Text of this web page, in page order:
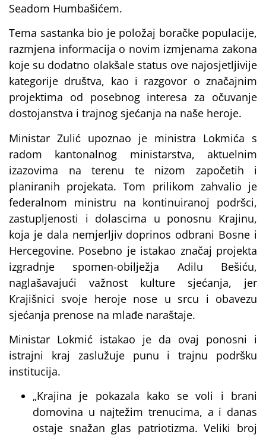
Seadom Humbašićem.
Tema sastanka bio je položaj boračke populacije,
razmjena informacija o novim izmjenama zakona
koje su dodatno olakšale status ove najosjetljivije
kategorije društva, kao i razgovor o značajnim
projektima od posebnog interesa za očuvanje
dostojanstva i trajnog sjećanja na naše heroje.
Ministar Zulić upoznao je ministra Lokmića s
radom kantonalnog ministarstva, aktuelnim
izazovima na terenu te nizom započetih i
planiranih projekata. Tom prilikom zahvalio je
federalnom ministru na kontinuiranoj podršci,
zastupljenosti i dolascima u ponosnu Krajinu,
koja je dala nemjerljiv doprinos odbrani Bosne i
Hercegovine. Posebno je istakao značaj projekta
izgradnje spomen-obilježja Adilu Bešiću,
naglašavajući važnost kulture sjećanja, jer
Krajišnici svoje heroje nose u srcu i obavezu
sjećanja prenose na mlađe naraštaje.
Ministar Lokmić istakao je da ovaj ponosni i
istrajni kraj zaslužuje punu i trajnu podršku
institucija.
„Krajina je pokazala kako se voli i brani
domovina u najtežim trenucima, a i danas
ostaje snažan glas patriotizma. Veliki broj